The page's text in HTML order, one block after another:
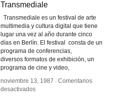
Transmediale
Transmediale es un festival de arte
multimedia y cultura digital que tiene
lugar una vez al año durante cinco
días en Berlín. El festival consta de un
programa de conferencias,
diversos formatos de exhibición, un
programa de cine y video,
noviembre 13, 1987 / Comentarios
desactivadosen
Transmediale
noviembre 13, 1987 / Comentarios
desactivadosen